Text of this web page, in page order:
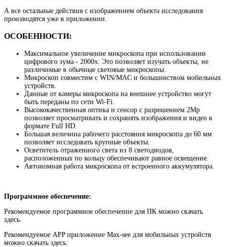
А все остальные действия с изображением объекта исследования
производятся уже в приложении.
ОСОБЕННОСТИ:
Максимальное увеличение микроскопа при использовании
цифрового зума - 2000х. Это позволяет изучать объекты, не
различимые в обычные световые микроскопы.
Микроскоп совместим с WIN/MAC и большинством мобильных
устройств.
Данные от камеры микроскопа на внешнее устройство могут
быть переданы по сети Wi-Fi.
Высококачественная оптика и сенсор с разрешением 2Мр
позволяет просматривать и сохранять изображения и видео в
формате Full HD.
Большая величина рабочего расстояния микроскопа до 60 мм
позволяет исследовать крупные объекты.
Осветитель отраженного света из 8 светодиодов,
расположенных по кольцу обеспечивают равное освещение.
Автономная работа микроскопа от встроенного аккумулятора.
Программное обеспечение:
Рекомендуемое программное обеспечение для ПК можно скачать
здесь.
Рекомендуемое APP приложение Max-see для мобильных устройств
можно скачать здесь: